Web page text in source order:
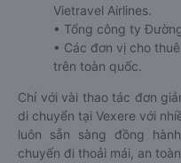
Vietravel Airlines.
• Tổng công ty
• Các đơn vị cho
trên toàn quốc.
Chỉ với vài thao tác đơn
di chuyển tại Vexere với
luôn sẵn sàng đồng
chuyến đi thoải mái, an